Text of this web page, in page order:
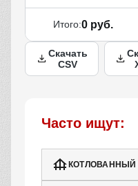
Итого:0 руб.
Скачать
CSV
Часто ищут:
КОТЛОВАННЫЙ